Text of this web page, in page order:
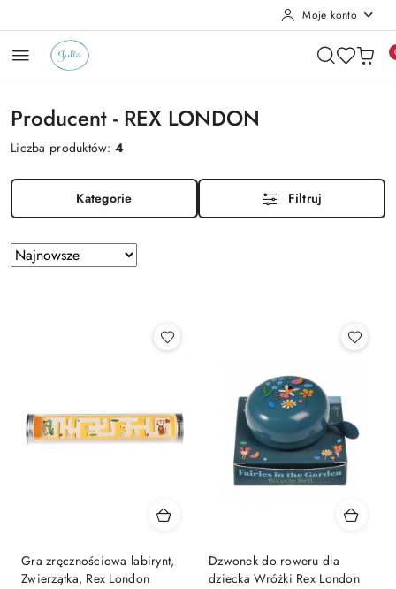
Moje konto
Producent - REX LONDON
Liczba produktów:4
Kategorie Filtruj
Zastosowano
sortowanie:
Sortuj
według
Gra zręcznościowa labirynt,
Zwierzątka, Rex London
Dzwonek do roweru dla
dziecka Wróżki Rex London